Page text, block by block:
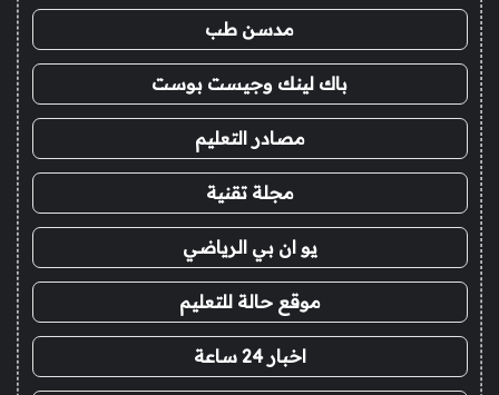
مدسن طب
باك لينك وجيست بوست
مصادر التعليم
مجلة تقنية
يو ان بي الرياضي
موقع حالة للتعليم
اخبار 24 ساعة